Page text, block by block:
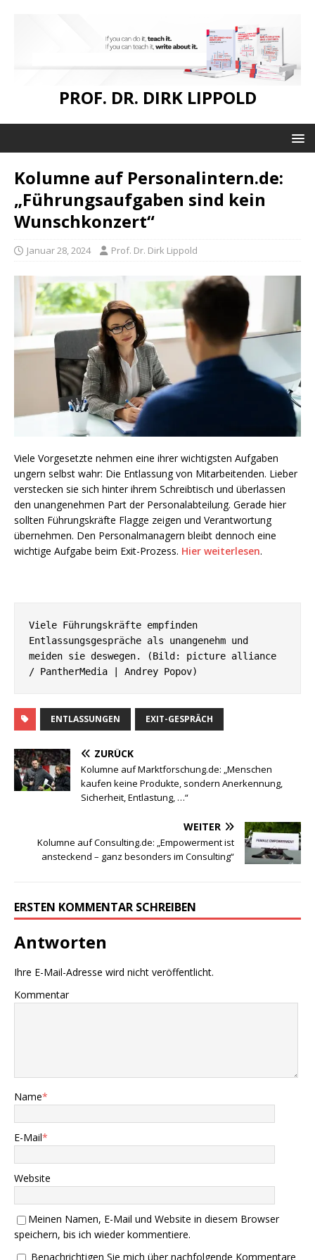
PROF. DR. DIRK LIPPOLD
Kolumne auf Personalintern.de:
„Führungsaufgaben sind kein
Wunschkonzert“
Januar 28, 2024 Prof. Dr. Dirk Lippold
Viele Vorgesetzte nehmen eine ihrer wichtigsten Aufgaben
ungern selbst wahr: Die Entlassung von Mitarbeitenden. Lieber
verstecken sie sich hinter ihrem Schreibtisch und überlassen
den unangenehmen Part der Personalabteilung. Gerade hier
sollten Führungskräfte Flagge zeigen und Verantwortung
übernehmen. Den Personalmanagern bleibt dennoch eine
wichtige Aufgabe beim Exit-Prozess. Hier weiterlesen.
Viele Führungskräfte empfinden
Entlassungsgespräche als unangenehm und
meiden sie deswegen. (Bild: picture alliance
/ PantherMedia | Andrey Popov)
ENTLASSUNGEN EXIT-GESPRÄCH
ZURÜCK
Kolumne auf Marktforschung.de: „Menschen
kaufen keine Produkte, sondern Anerkennung,
Sicherheit, Entlastung, …“
WEITER
Kolumne auf Consulting.de: „Empowerment ist
ansteckend – ganz besonders im Consulting“
ERSTEN KOMMENTAR SCHREIBEN
Antworten
Ihre E-Mail-Adresse wird nicht veröffentlicht.
Kommentar
Name*
E-Mail*
Website
Meinen Namen, E-Mail und Website in diesem Browser
speichern, bis ich wieder kommentiere.
Benachrichtigen Sie mich über nachfolgende Kommentare